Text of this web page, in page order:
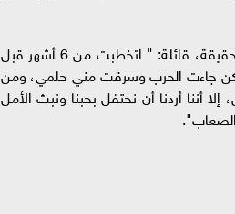
ومن جانبها، أعربت شيماء عن شكرها للجميع الذين ساهموا في جعل يوم زفافها حقيقة، قائلة: " اتخطبت من 6 أشهر قبل
جاءت الحرب وسرقت مني حلمي، ومن
أننا أردنا أن نحتفل بحبنا ونبث الأمل